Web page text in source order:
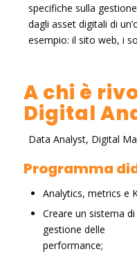
specifiche sulla
dagli asset digitali di
esempio: il sito web, i
A chi è
Digital
Data Analyst, Digital
Programma
Analytics, metrics e
Creare un sistema di
gestione delle
performance;